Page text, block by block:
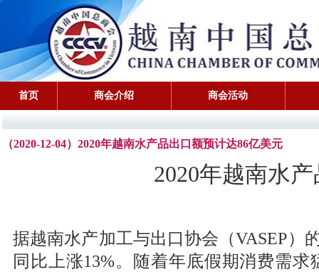
首页 商会介绍 商会活动
（2020-12-04）2020年越南水产品出口额预计达86亿美元
2020年越南水
据越南水产加工与出口协会（VASEP）
同比上涨13%。随着年底假期消费需